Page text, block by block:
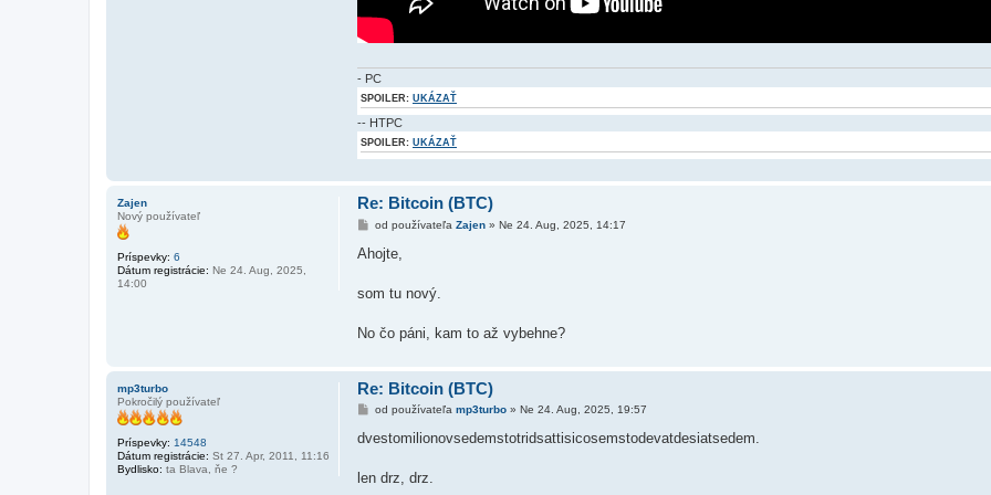
- PC
SPOILER: UKÁZAŤ
-- HTPC
SPOILER: UKÁZAŤ
Zajen
Nový používateľ
Príspevky: 6
Dátum registrácie: Ne 24. Aug, 2025,
14:00
Re: Bitcoin (BTC)
P
í
e
k
od používateľa Zajen» Ne 24. Aug, 2025, 14:17
Ahojte,
som tu nový.
No čo páni, kam to až vybehne?
mp3turbo
Pokročilý používateľ
Príspevky: 14548
Dátum registrácie: St 27. Apr, 2011, 11:16
Bydlisko: ta Blava, ňe ?
Re: Bitcoin (BTC)
P
í
e
od používateľa mp3turbo» Ne 24. Aug, 2025, 19:57
dvestomilionovsedemstotridsattisicosemstodevatdesiatsedem.
len drz, drz.